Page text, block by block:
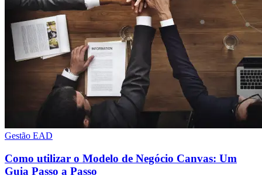
Gestão EAD
Como utilizar o Modelo de Negócio Canvas: Um
Guia Passo a Passo